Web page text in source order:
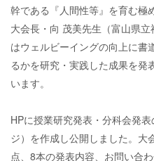
幹である『人間性等』を育む極
大会長・向 茂美先生（富山県
はウェルビーイングの向上に書
るかを研究・実践した成果を発
います。
HPに授業研究発表・分科会発
ジ）を作成し公開しました。大
点、8本の発表内容、お問い合